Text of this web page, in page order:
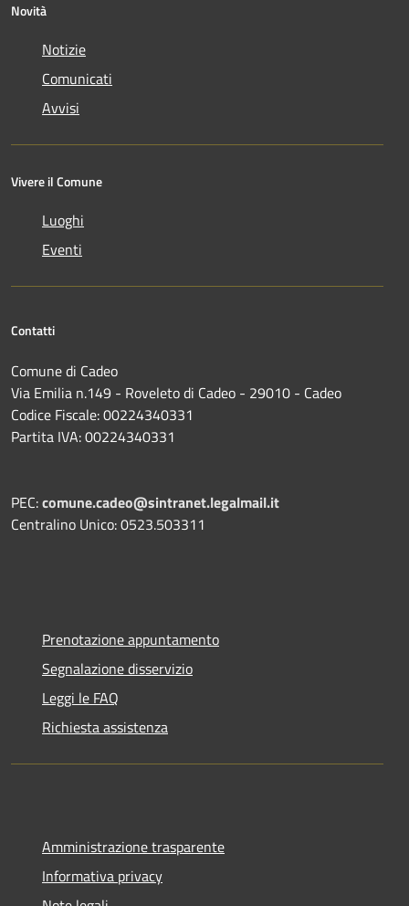
Novità
Notizie
Comunicati
Avvisi
Vivere il Comune
Luoghi
Eventi
Contatti
Comune di Cadeo
Via Emilia n.149 - Roveleto di Cadeo - 29010 - Cadeo
Codice Fiscale: 00224340331
Partita IVA: 00224340331
PEC:comune.cadeo@sintranet.legalmail.it
Centralino Unico: 0523.503311
Prenotazione appuntamento
Segnalazione disservizio
Leggi le FAQ
Richiesta assistenza
Amministrazione trasparente
Informativa privacy